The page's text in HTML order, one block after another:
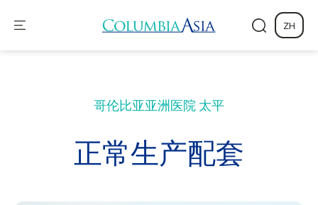
ZH
哥伦比亚亚洲医院 太平
正常生产配套